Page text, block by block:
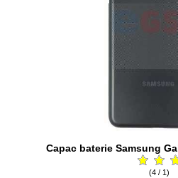
Capac baterie Samsung
(4 / 1)